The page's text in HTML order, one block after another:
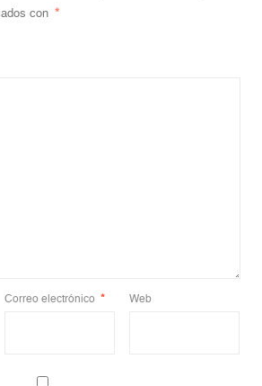
con *
Correo electrónico * Web